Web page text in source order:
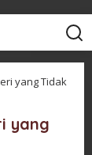
yang Tidak
yang